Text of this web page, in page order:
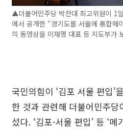
▲더불어민주당 박찬대 최고위원이 1
에서 공개한 “경기도를 서울에 통합해
의 동영상을 이재명 대표 등 지도부가
국민의힘이 ‘김포 서울 편입’
한 것과 관련해 더불어민주당
섰다. ‘김포-서울 편입’ 등 ‘메